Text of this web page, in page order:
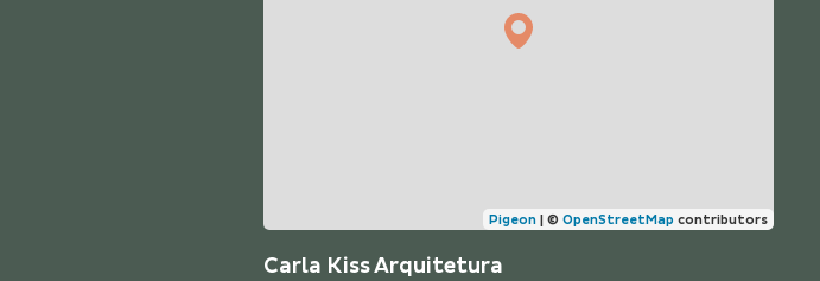
Pigeon | © OpenStreetMap contributors
Carla Kiss Arquitetura